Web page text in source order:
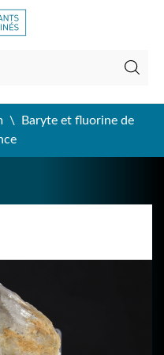
Baryte et fluorine de